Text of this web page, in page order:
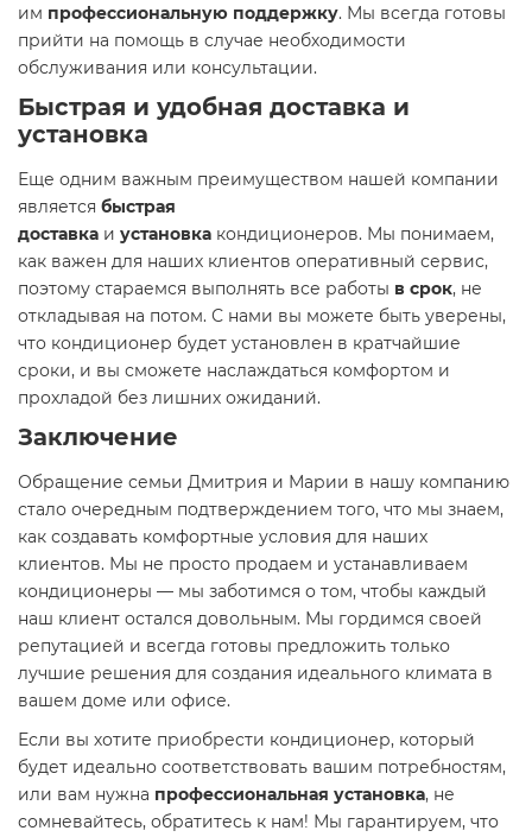
им профессиональную поддержку. Мы всегда готовы
прийти на помощь в случае необходимости
обслуживания или консультации.
Быстрая и удобная доставка и
установка
Еще одним важным преимуществом нашей компании
является быстрая
доставка и установка кондиционеров. Мы понимаем,
как важен для наших клиентов оперативный сервис,
поэтому стараемся выполнять все работы в срок, не
откладывая на потом. С нами вы можете быть уверены,
что кондиционер будет установлен в кратчайшие
сроки, и вы сможете наслаждаться комфортом и
прохладой без лишних ожиданий.
Заключение
Обращение семьи Дмитрия и Марии в нашу компанию
стало очередным подтверждением того, что мы знаем,
как создавать комфортные условия для наших
клиентов. Мы не просто продаем и устанавливаем
кондиционеры — мы заботимся о том, чтобы каждый
наш клиент остался довольным. Мы гордимся своей
репутацией и всегда готовы предложить только
лучшие решения для создания идеального климата в
вашем доме или офисе.
Если вы хотите приобрести кондиционер, который
будет идеально соответствовать вашим потребностям,
или вам нужна профессиональная установка, не
сомневайтесь, обратитесь к нам! Мы гарантируем, что